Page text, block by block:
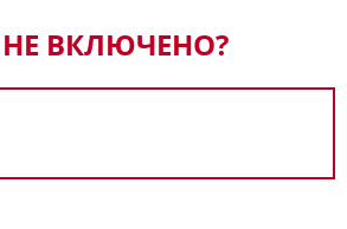
ВКЛЮЧЕНО?